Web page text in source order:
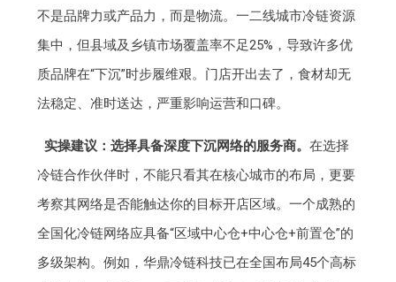
不是品牌力或产品力，而是物流。一二线城市冷链资源
集中，但县域及乡镇市场覆盖率不足25%，导致许多优
质品牌在“下沉”时步履维艰。门店开出去了，食材却无
法稳定、准时送达，严重影响运营和口碑。
实操建议：选择具备深度下沉网络的服务商。 在选择
冷链合作伙伴时，不能只看其在核心城市的布局，更要
考察其网络是否能触达你的目标开店区域。一个成熟的
全国化冷链网络应具备“区域中心仓+中心仓+前置仓”的
多级架构。例如，华鼎冷链科技已在全国布局45个高标